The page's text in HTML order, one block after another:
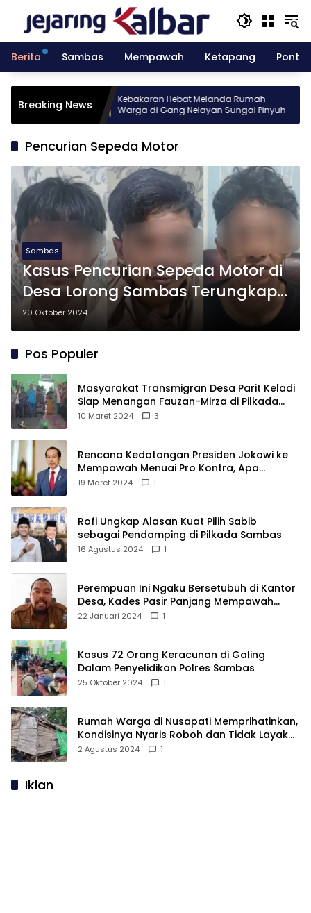
konten
Berita
Sambas Mempawah Ketapang
Breaking News
gelar
Batch 10
Kebakaran Hebat Melanda Rumah
Warga di Gang Nelayan Sungai Pinyuh
Pencurian Sepeda Motor
Sambas
Kasus Pencurian Sepeda Motor di
Desa Lorong Sambas Terungkap,
Begini Kronologinya!
20 Oktober 2024
Pos Populer
Masyarakat Transmigran Desa Parit Keladi
Siap Menangan Fauzan-Mirza di Pilkada
Kubu Raya
10 Maret 2024 3
Rencana Kedatangan Presiden Jokowi ke
Mempawah Menuai Pro Kontra, Apa
Sebabnya?
19 Maret 2024 1
Rofi Ungkap Alasan Kuat Pilih Sabib
sebagai Pendamping di Pilkada Sambas
16 Agustus 2024 1
Perempuan Ini Ngaku Bersetubuh di Kantor
Desa, Kades Pasir Panjang Mempawah
Membantah: Silakan Buktikan!
22 Januari 2024 1
Kasus 72 Orang Keracunan di Galing
Dalam Penyelidikan Polres Sambas
25 Oktober 2024 1
Rumah Warga di Nusapati Memprihatinkan,
Kondisinya Nyaris Roboh dan Tidak Layak
Huni
2 Agustus 2024 1
Iklan